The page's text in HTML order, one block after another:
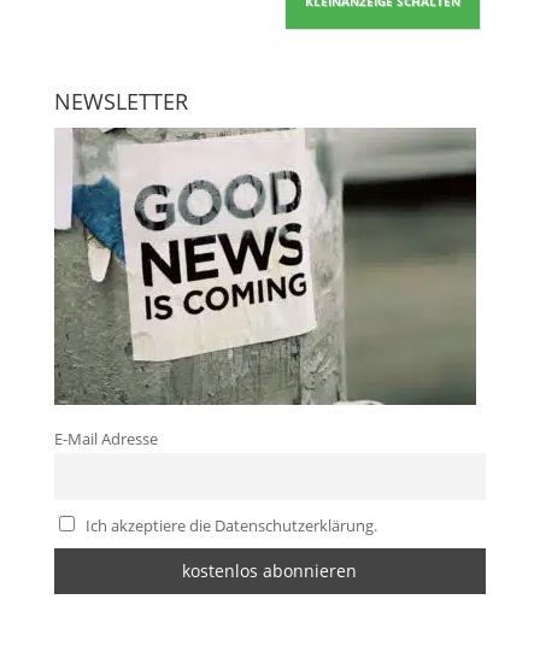
NEWSLETTER
E-Mail Adresse
Ich akzeptiere die Datenschutzerklärung.